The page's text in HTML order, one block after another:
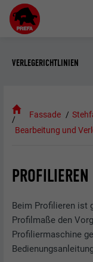
VERLEGERICHTLINIEN
Fassade
Bearbeitung und
PROFILIEREN
Beim Profilieren ist
Profilmaße den
Profiliermaschine